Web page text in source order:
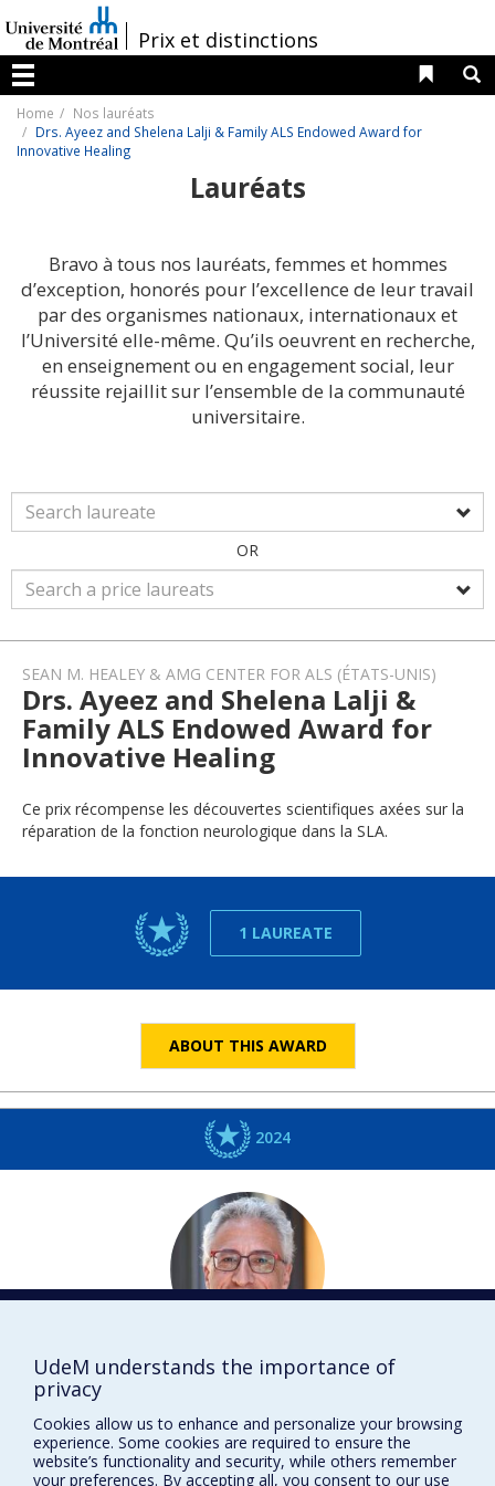
au
contenu
/Prix et distinctions
Menu
Liens
Home
Nos lauréats
Drs. Ayeez and Shelena Lalji & Family ALS Endowed Award for
Innovative Healing
Lauréats
Bravo à tous nos lauréats, femmes et hommes
d’exception, honorés pour l’excellence de leur travail
par des organismes nationaux, internationaux et
l’Université elle-même. Qu’ils oeuvrent en recherche,
en enseignement ou en engagement social, leur
réussite rejaillit sur l’ensemble de la communauté
universitaire.
OR
SEAN M. HEALEY & AMG CENTER FOR ALS (ÉTATS-UNIS)
Drs. Ayeez and Shelena Lalji &
Family ALS Endowed Award for
Innovative Healing
Ce prix récompense les découvertes scientifiques axées sur la
réparation de la fonction neurologique dans la SLA.
1 LAUREATE
ABOUT THIS AWARD
2024
Richard ROBITAILLE
DISTINCTIONS
UdeM understands the importance of
privacy
Cookies allow us to enhance and personalize your browsing
experience. Some cookies are required to ensure the
website’s functionality and security, while others remember
your preferences. By accepting all, you consent to our use